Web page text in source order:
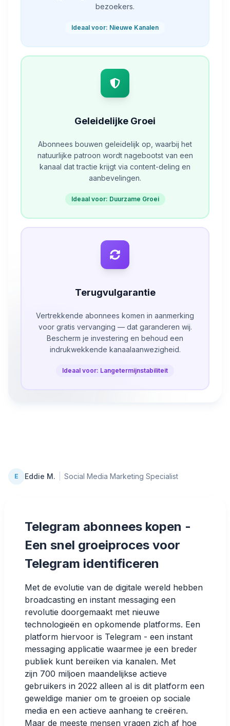
bezoekers.
Ideaal voor: Nieuwe Kanalen
Geleidelijke Groei
Abonnees bouwen geleidelijk op, waarbij het
natuurlijke patroon wordt nagebootst van een
kanaal dat tractie krijgt via content-deling en
aanbevelingen.
Ideaal voor: Duurzame Groei
Terugvulgarantie
Vertrekkende abonnees komen in aanmerking
voor gratis vervanging — dat garanderen wij.
Bescherm je investering en behoud een
indrukwekkende kanaalaanwezigheid.
Ideaal voor: Langetermijnstabiliteit
E Eddie M. Social Media Marketing Specialist
Telegram abonnees kopen -
Een snel groeiproces voor
Telegram identificeren
Met de evolutie van de digitale wereld hebben
broadcasting en instant messaging een
revolutie doorgemaakt met nieuwe
technologieën en opkomende platforms. Een
platform hiervoor is Telegram - een instant
messaging applicatie waarmee je een breder
publiek kunt bereiken via kanalen. Met
zijn 700 miljoen maandelijkse actieve
gebruikers in 2022 alleen al is dit platform een
geweldige manier om te groeien op sociale
media en een actieve aanhang te creëren.
Maar de meeste mensen vragen zich af hoe